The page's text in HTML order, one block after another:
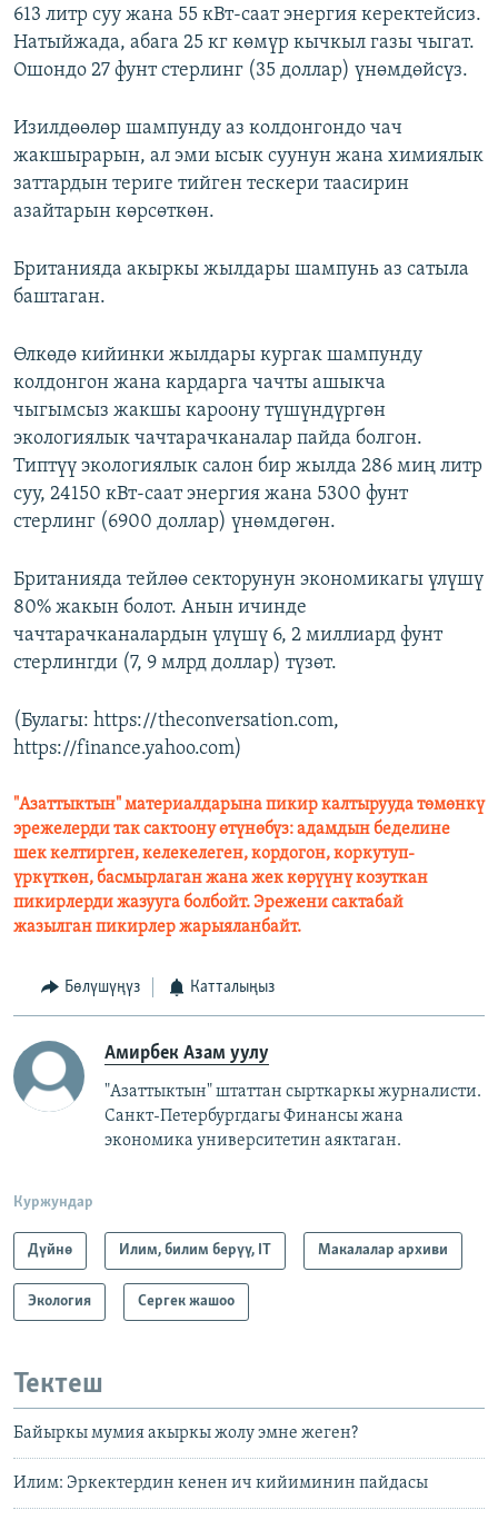
613 литр суу жана 55 кВт-саат энергия керектейсиз.
Натыйжада, абага 25 кг көмүр кычкыл газы чыгат.
Ошондо 27 фунт стерлинг (35 доллар) үнөмдөйсүз.
Изилдөөлөр шампунду аз колдонгондо чач
жакшырарын, ал эми ысык суунун жана химиялык
заттардын териге тийген тескери таасирин
азайтарын көрсөткөн.
Британияда акыркы жылдары шампунь аз сатыла
баштаган.
Өлкөдө кийинки жылдары кургак шампунду
колдонгон жана кардарга чачты ашыкча
чыгымсыз жакшы кароону түшүндүргөн
экологиялык чачтарачканалар пайда болгон.
Типтүү экологиялык салон бир жылда 286 миң литр
суу, 24150 кВт-саат энергия жана 5300 фунт
стерлинг (6900 доллар) үнөмдөгөн.
Британияда тейлөө секторунун экономикагы үлүшү
80% жакын болот. Анын ичинде
чачтарачканалардын үлүшү 6, 2 миллиард фунт
стерлингди (7, 9 млрд доллар) түзөт.
(Булагы: https://theconversation.com,
https://finance.yahoo.com)
"Азаттыктын" материалдарына пикир калтырууда төмөнкү
эрежелерди так сактоону өтүнөбүз: адамдын беделине
шек келтирген, келекелеген, кордогон, коркутуп-
үркүткөн, басмырлаган жана жек көрүүнү козуткан
пикирлерди жазууга болбойт. Эрежени сактабай
жазылган пикирлер жарыяланбайт.
Бөлүшүңүз Катталыңыз
Амирбек Азам уулу
"Азаттыктын" штаттан сырткаркы журналисти.
Санкт-Петербургдагы Финансы жана
экономика университетин аяктаган.
Куржундар
Дүйнө Илим, билим берүү, IT Макалалар архиви
Экология Сергек жашоо
Тектеш
Байыркы мумия акыркы жолу эмне жеген?
Илим: Эркектердин кенен ич кийиминин пайдасы